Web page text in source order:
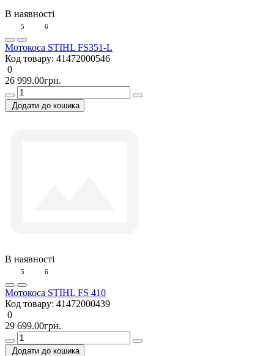
В наявності
5 6
Мотокоса STIHL FS351-L
Код товару: 41472000546
0
26 999.00грн.
Додати до кошика
В наявності
5 6
Мотокоса STIHL FS 410
Код товару: 41472000439
0
29 699.00грн.
Додати до кошика